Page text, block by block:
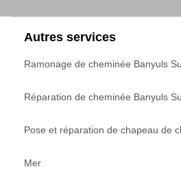
Autres services
Ramonage de cheminée Banyuls
Réparation de cheminée Banyuls
Pose et réparation de chapeau de
Mer